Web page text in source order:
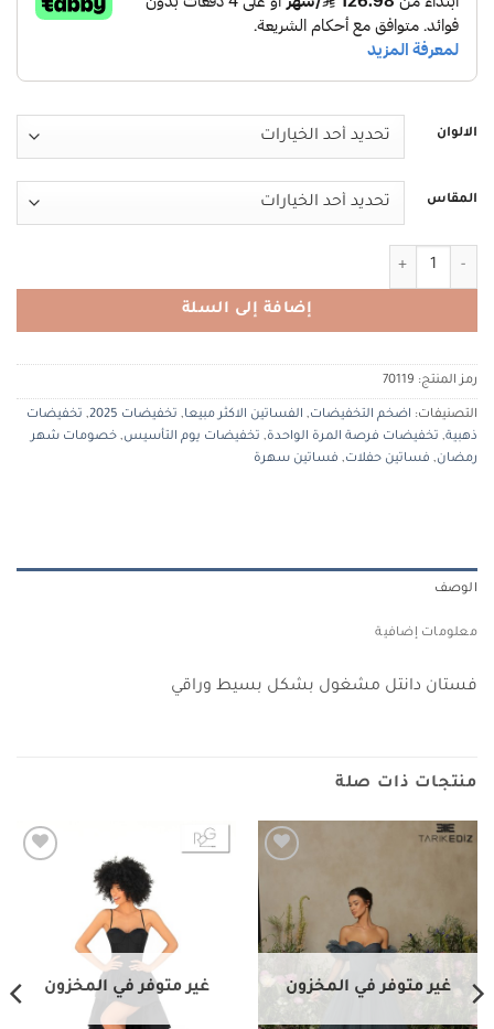
الالوان
المقاس
إضافة إلى السلة
رمز المنتج: 70119
التصنيفات: اضخم التخفيضات, الفساتين الاكثر مبيعا, تخفيضات 2025 , تخفيضات
ذهبية, تخفيضات فرصة المرة الواحدة, تخفيضات يوم التأسيس, خصومات شهر
رمضان, فساتين حفلات, فساتين سهرة
الوصف
معلومات إضافية
فستان دانتل مشغول بشكل بسيط وراقي
منتجات ذات صلة
Add to
wishlist
غير متوفر في المخزون غير متوفر في المخزون